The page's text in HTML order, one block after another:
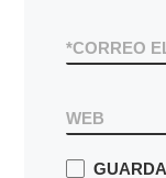
CORREO
*
WEB